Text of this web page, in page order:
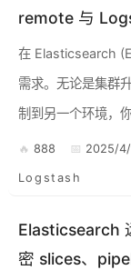
remote 与
在 Elasticsearch
需求。无论是集群
制到另一个环境，
这时，两个主流的
888 2025/
Logstash
Elasticsearch
密 slices、